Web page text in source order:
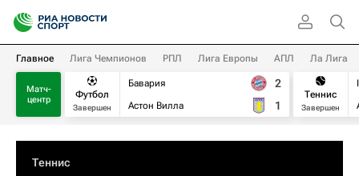
Главное Лига Чемпионов РПЛ Лига Европы АПЛ Ла Лига
Матч-
центр
Футбол
Завершен
Бавария
Астон Вилла
2
1
Теннис
Завершен
Теннис